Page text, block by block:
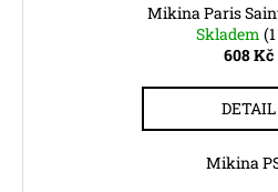
Mikina Paris
Skladem
608 Kč
DETAIL
Mikina